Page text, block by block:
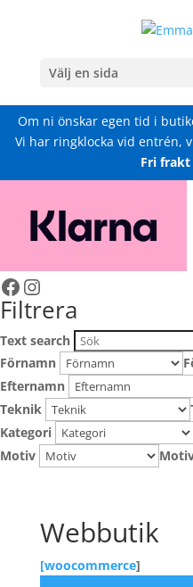
Välj en sida
Om ni önskar egen tid i
Vi har ringklocka vid entrén,
Fri
Facebook
Instagram
Filtrera
Text search
Förnamn
Efternamn
Teknik
Kategori
Motiv
Webbutik
[woocommerce]